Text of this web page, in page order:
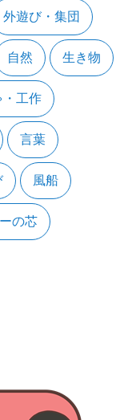
外遊び・集団
自然 生き物
・工作
言葉
風船
の芯